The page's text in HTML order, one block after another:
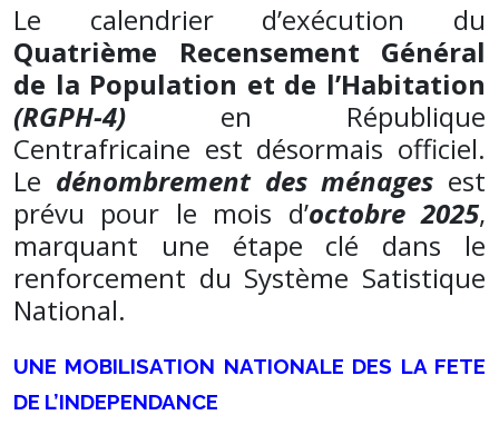
Le calendrier d’exécution du
Quatrième Recensement Général
de la Population et de l’Habitation
(RGPH-4) en République
Centrafricaine est désormais officiel.
Le dénombrement des ménages est
prévu pour le mois d’octobre 2025,
marquant une étape clé dans le
renforcement du Système Satistique
National.
UNE MOBILISATION NATIONALE DES LA FETE
DE L’INDEPENDANCE